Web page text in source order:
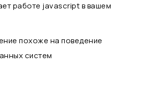
работе javascript в вашем
похоже на поведение
систем